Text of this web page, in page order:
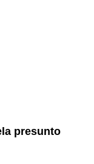
presunto